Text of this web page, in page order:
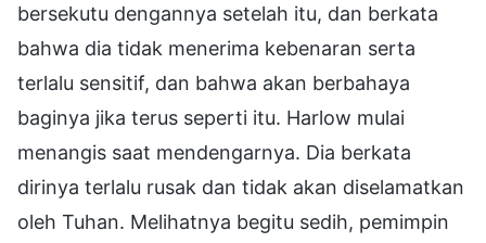
bersekutu dengannya setelah itu, dan berkata
bahwa dia tidak menerima kebenaran serta
terlalu sensitif, dan bahwa akan berbahaya
baginya jika terus seperti itu. Harlow mulai
menangis saat mendengarnya. Dia berkata
dirinya terlalu rusak dan tidak akan diselamatkan
oleh Tuhan. Melihatnya begitu sedih, pemimpin